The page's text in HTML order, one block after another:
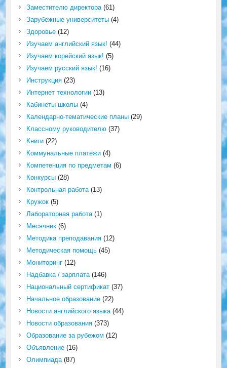
Заместителю директора(61)
Зарубежные университеты(4)
Здоровье(12)
Изучаем английский язык! (44)
Изучаем корейский язык! (5)
Изучаем русский язык! (16)
Инструкция(23)
Интернет технологии(13)
Кабинеты школы(4)
Календарно-тематические планы(29)
Классному руководителю(37)
Книги(22)
Коммунальные платежи(4)
Компетенция по предметам (6)
Конкурсы(28)
Контрольная работа(13)
Кружок(5)
Лабораторная работа(1)
Месячник(6)
Методика преподавания(12)
Методическая помощь(45)
Мониторинг(12)
Надбавка / зарплата(146)
Национальный сертификат(37)
Начальное образование(22)
Новости английского языка(44)
Новости образования(373)
Образование за рубежом (12)
Объявление(16)
Олимпиада(87)